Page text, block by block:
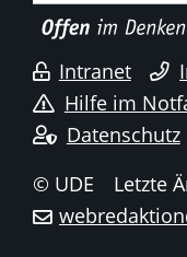
Intranet
Hilfe im
Datenschutz
© UDE
Letzte